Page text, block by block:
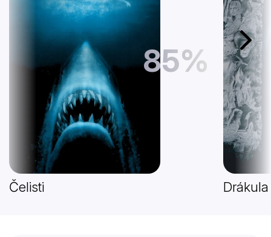
Další
85%
Čelisti Drákula